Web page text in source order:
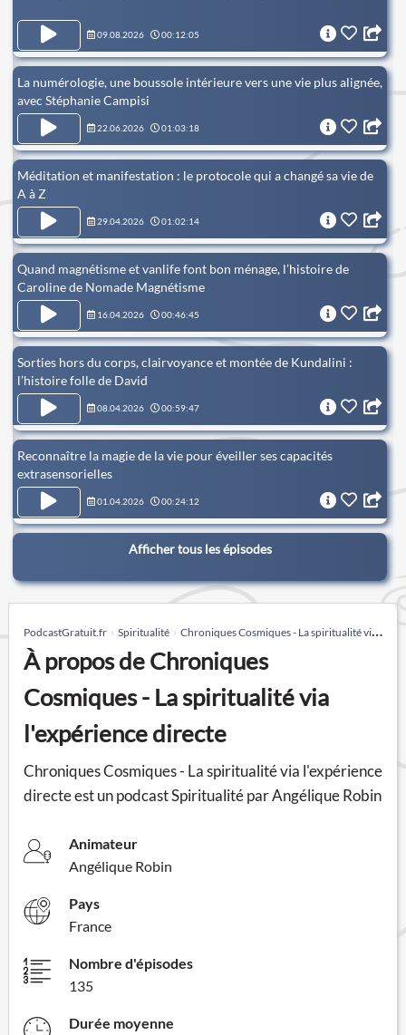
09.08.2026 00:12:05
La numérologie, une boussole intérieure vers une vie plus alignée,
avec Stéphanie Campisi
22.06.2026 01:03:18
Méditation et manifestation : le protocole qui a changé sa vie de
A à Z
29.04.2026 01:02:14
Quand magnétisme et vanlife font bon ménage, l’histoire de
Caroline de Nomade Magnétisme
16.04.2026 00:46:45
Sorties hors du corps, clairvoyance et montée de Kundalini :
l’histoire folle de David
08.04.2026 00:59:47
Reconnaître la magie de la vie pour éveiller ses capacités
extrasensorielles
01.04.2026 00:24:12
Afficher tous les épisodes
PodcastGratuit.fr Spiritualité Chroniques Cosmiques - La spiritualité via l'expérience directe
À propos de Chroniques
Cosmiques - La spiritualité via
l'expérience directe
Chroniques Cosmiques - La spiritualité via l'expérience
directe est un podcast Spiritualité par Angélique Robin
Animateur
Angélique Robin
Pays
France
Nombre d'épisodes
135
Durée moyenne